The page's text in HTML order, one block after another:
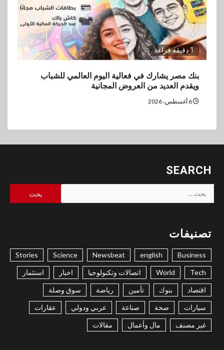
1 دقيقة قراءة
بنك مصر يشارك في فعالية اليوم العالمي للشباب
ويقدم العديد من العروض المجانية
SEARCH
البحث
عن:
تصنيفات
Business
english
Newsbeat
Science
Stories
Tech
World اتصالات وتكنولوجيا اخبار استثمار
اقتصاد بنوك تأمين رياضة سوق وصلة
سيارات صحة صناعة عربي ودولي عقارات
غير مصنف مال وأعمال مقالات